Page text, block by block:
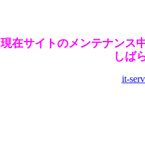
現在サイトのメンテナンス
しば
it-